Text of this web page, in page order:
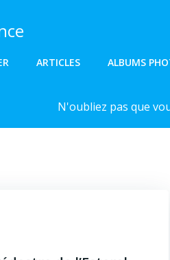
ARTICLES ALBUMS
N'oubliez pas que